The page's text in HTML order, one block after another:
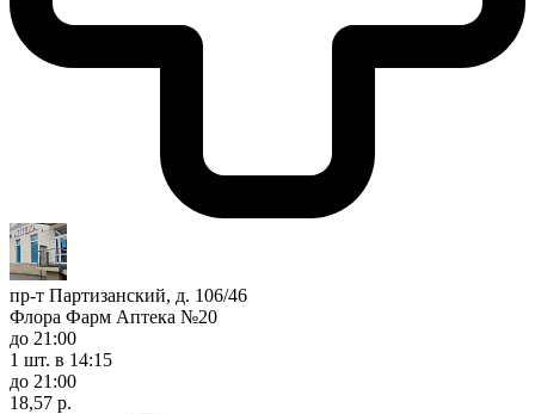
пр-т Партизанский, д. 106/46
Флора Фарм Аптека №20
до 21:00
1 шт. в 14:15
до 21:00
18,57 р.